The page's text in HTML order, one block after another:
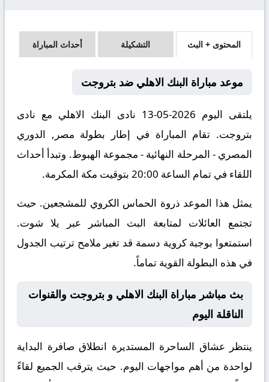
المحتوى + البث التشكيلة أحداث المباراة
موعد مباراة البنك الاهلي ضد بتروجت
يلتقى اليوم 2026-05-13 نادى البنك الاهلي مع نادى
بتروجت. تقام المباراة في إطار بطولة مصر, الدوري
المصري - المرحلة النهائية - مجموعة الهبوط. وتبدأ أحداث
اللقاء في تمام الساعة 20:00 بتوقيت مكة المكرمة.
يمثل هذا الموعد ذروة الحماس الكروي للمشجعين. حيث
تجتمع العائلات لمتابعة البث المباشر عبر يلا شوت.
استمتعوا بوجبة كروية دسمة قد تغير ملامح ترتيب الجدول
في هذه البطولة القوية تماماً.
بث مباشر مباراة البنك الاهلي و بتروجت والقنوات
الناقلة اليوم
ينتظر عشاق الساحرة المستديرة انطلاق صافرة البداية
لواحدة من أهم مواجهات اليوم. حيث يترقب الجميع لقاءً